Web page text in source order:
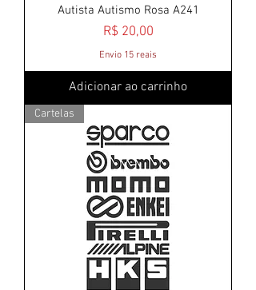
Autista Autismo Rosa A241
Preço
R$ 20,00
Envio 15 reais
Adicionar ao carrinho
Cartelas